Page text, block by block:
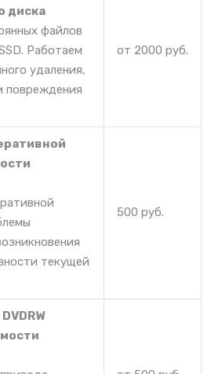
диска
файлов
Работаем
удаления,
повреждения
от 2000 руб.
текущей
500 руб.